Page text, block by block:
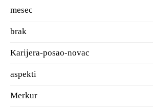
mesec
brak
Karijera-posao-novac
aspekti
Merkur